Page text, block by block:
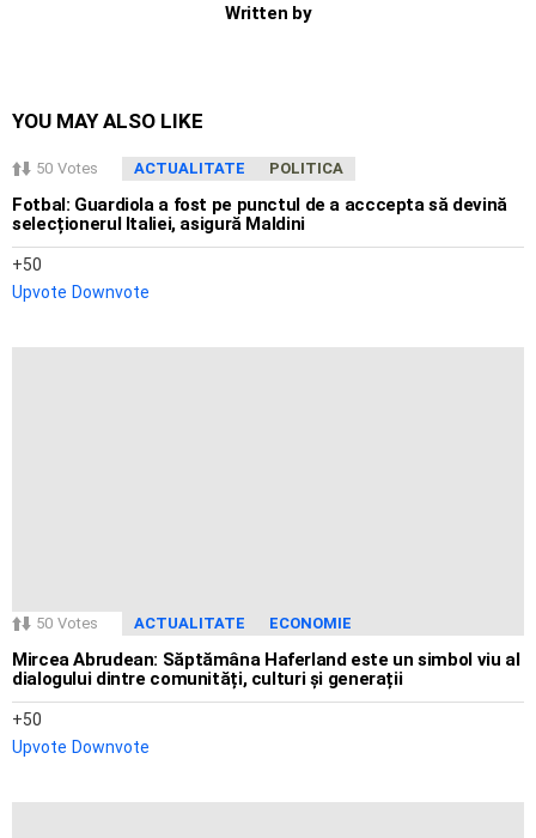
Written by
YOU MAY ALSO LIKE
50 Votes ACTUALITATE POLITICA
Fotbal: Guardiola a fost pe punctul de a acccepta să devină
selecționerul Italiei, asigură Maldini
50
Upvote Downvote
50 Votes ACTUALITATE ECONOMIE
Mircea Abrudean: Săptămâna Haferland este un simbol viu al
dialogului dintre comunități, culturi și generații
50
Upvote Downvote